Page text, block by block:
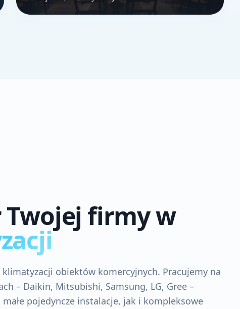
Twojej firmy w
klimatyzacji obiektów komercyjnych. Pracujemy na
– Daikin, Mitsubishi, Samsung, LG, Gree –
pojedyncze instalacje, jak i kompleksowe